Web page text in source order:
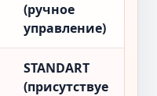
(ручное
управление)
STANDART
(присутствуе